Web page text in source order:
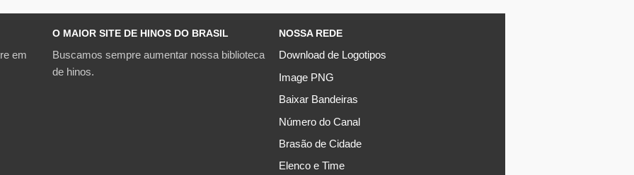
em
O MAIOR SITE DE HINOS DO BRASIL
Buscamos sempre aumentar nossa biblioteca
de hinos.
NOSSA REDE
Download de Logotipos
Image PNG
Baixar Bandeiras
Número do Canal
Brasão de Cidade
Elenco e Time